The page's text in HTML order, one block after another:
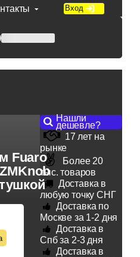
Вход
Fuaro
Нашли
дешевле?
17 лет на
рынке
Более 20
тыс. товаров
Доставка в
любую точку СНГ
Доставка по
Москве за 1-2 дня
Доставка в
Спб за 2-3 дня
Доставка в